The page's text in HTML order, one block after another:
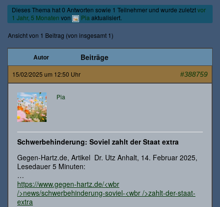
Dieses Thema hat 0 Antworten sowie 1 Teilnehmer und wurde zuletztvor
1 Jahr, 5 Monaten von Pia aktualisiert.
Ansicht von 1 Beitrag (von insgesamt 1)
Autor Beiträge
15/02/2025 um 12:50 Uhr #388759
Pia
Schwerbehinderung: Soviel zahlt der Staat extra
Gegen-Hartz.de, Artikel Dr. Utz Anhalt, 14. Februar 2025,
Lesedauer 5 Minuten:
…
https://www.gegen-hartz.de/<wbr
/>news/schwerbehinderung-soviel-<wbr />zahlt-der-staat-
extra